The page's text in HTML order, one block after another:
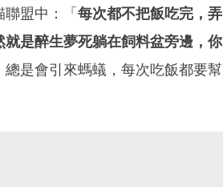
盟中：「 每次都不把飯吃完，弄
是醉生夢死躺在飼料盆旁邊，你
是會引來螞蟻，每次吃飯都要幫